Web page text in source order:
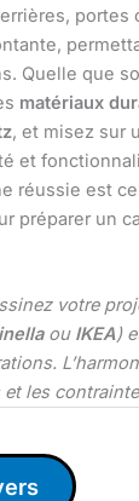
portes
Quelle que
matériaux
, et misez sur
et
réussie est
préparer un
votre
ou IKEA)
les